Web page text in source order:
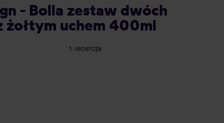
- Bolla zestaw dwóch
żołtym uchem 400ml